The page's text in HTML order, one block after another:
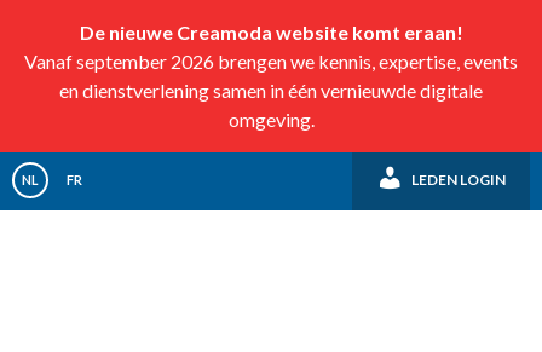
De nieuwe Creamoda website komt eraan!
Vanaf september 2026 brengen we kennis, expertise, events
en dienstverlening samen in één vernieuwde digitale
omgeving.
NL FR LEDEN LOGIN